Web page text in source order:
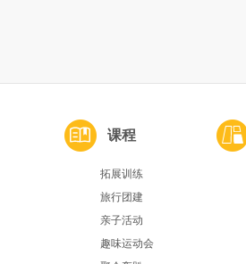
课程
拓展训练
旅行团建
亲子活动
趣味运动会